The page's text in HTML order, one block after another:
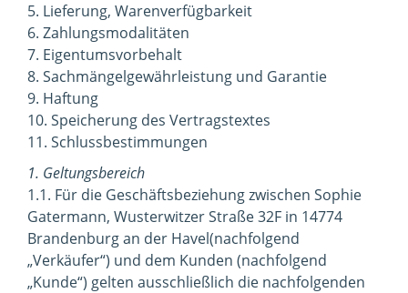
5. Lieferung, Warenverfügbarkeit
6. Zahlungsmodalitäten
7. Eigentumsvorbehalt
8. Sachmängelgewährleistung und Garantie
9. Haftung
10. Speicherung des Vertragstextes
11. Schlussbestimmungen
1. Geltungsbereich
1.1. Für die Geschäftsbeziehung zwischen Sophie
Gatermann, Wusterwitzer Straße 32F in 14774
Brandenburg an der Havel(nachfolgend
„Verkäufer“) und dem Kunden (nachfolgend
„Kunde“) gelten ausschließlich die nachfolgenden